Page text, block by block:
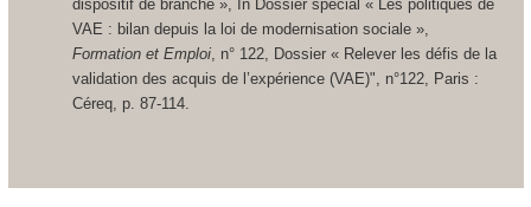
dispositif de branche », In Dossier spécial « Les politiques de
VAE : bilan depuis la loi de modernisation sociale »,
Formation et Emploi , n° 122, Dossier « Relever les défis de la
validation des acquis de l’expérience (VAE)", n°122, Paris :
Céreq, p. 87-114.